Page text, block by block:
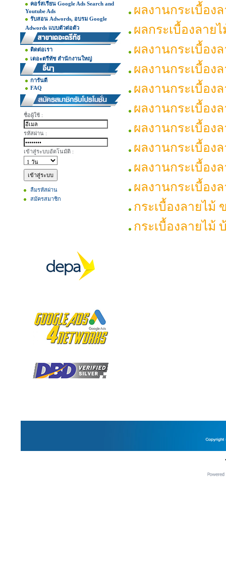
คอร์สเรียน Google Ads Search and
Youtube Ads
รับสอน Adwords, อบรม Google
Adwords แบบตัวต่อตัว
ติดต่อเรา
เดอะตรีทัช สำนักงานใหญ่
การันตี
FAQ
ชื่อผู้ใช้ :
รหัสผ่าน :
เข้าสู่ระบบอัตโนมัติ :
ลืมรหัสผ่าน
สมัครสมาชิก
ผลงานกระเบื้อง
ผลกระเบื้องลาย
ผลงานกระเบื้อง
ผลงานกระเบื้อง
ผลงานกระเบื้อง
ผลงานกระเบื้อง
ผลงานกระเบื้อง
ผลงานกระเบื้อง
ผลงานกระเบื้อง
ผลงานกระเบื้อง
กระเบื้องลายไม้
กระเบื้องลายไ